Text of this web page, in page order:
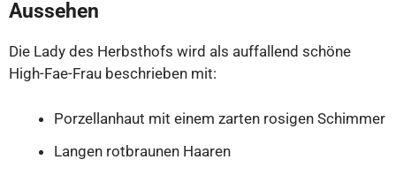
Aussehen
Die Lady des Herbsthofs wird als auffallend schöne
High-Fae-Frau beschrieben mit:
Porzellanhaut mit einem zarten rosigen Schimmer
Langen rotbraunen Haaren